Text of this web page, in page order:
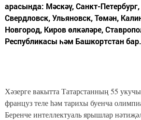
арасында: Мәскәү, Санкт-
Свердловск, Ульяновск, Төмән,
Новгород, Киров өлкәләре,
Республикасы һәм Башкортстан бар.
Хәзерге вакытта Татарстанның 55
француз теле һәм тарихы буенча
Беренче интеллектуаль ярышлар